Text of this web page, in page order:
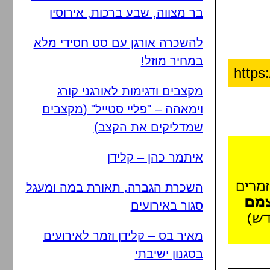
בר מצווה, שבע ברכות, אירוסין
להשכרה אורגן עם סט חסידי מלא
במחיר מוזל!
מקצבים ודגימות לאורגני קורג
וימאהה – "פליי סטייל" (מקצבים
שמדליקים את הקצב)
איתמר כהן – קלידן
השכרת הגברה, תאורת במה ומעגל
סגור באירועים
מאיר בס – קלידן וזמר לאירועים
בסגנון ישיבתי